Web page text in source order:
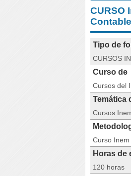
CURSO
Tipo de
CURSOS
Curso de
Cursos del
Temática
Cursos
Curso
Horas de
120 horas